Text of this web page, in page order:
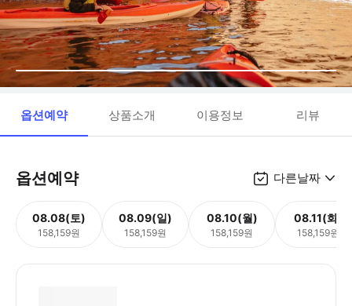
옵션예약 상품소개 이용정보 리뷰
옵션예약 다른날짜
08.08(토)
158,159원
08.09(일)
158,159원
08.10(월)
158,159원
08.11(화)
158,159원